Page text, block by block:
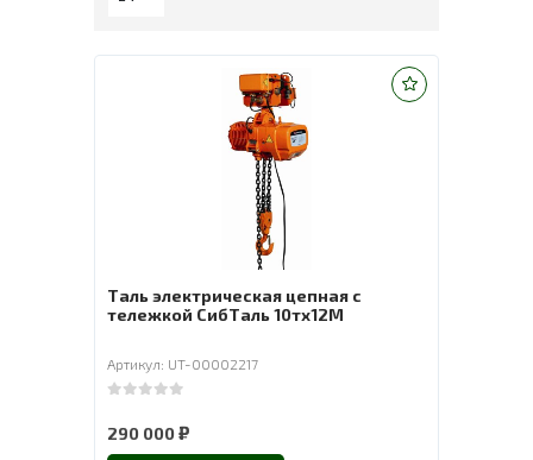
Таль электрическая цепная с
тележкой СибТаль 10тх12M
Артикул: UT-00002217
290 000₽